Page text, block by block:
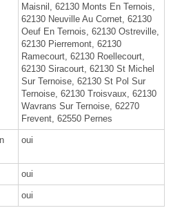
Maisnil, 62130 Monts En Ternois,
62130 Neuville Au Cornet, 62130
Oeuf En Ternois, 62130 Ostreville,
62130 Pierremont, 62130
Ramecourt, 62130 Roellecourt,
62130 Siracourt, 62130 St Michel
Sur Ternoise, 62130 St Pol Sur
Ternoise, 62130 Troisvaux, 62130
Wavrans Sur Ternoise, 62270
Frevent, 62550 Pernes
oui
oui
oui